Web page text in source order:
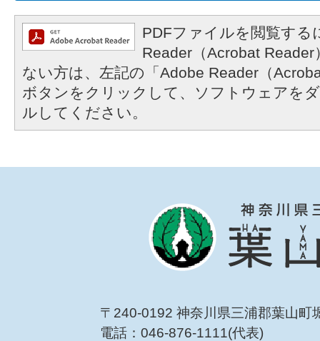
PDFファイルを閲覧する
Reader（Acrobat
ない方は、左記の「Adobe Reader（
ボタンをクリックして、ソフトウェアを
ルしてください。
〒240-0192 神奈川県三浦郡葉山町
電話：046-876-1111(代表)